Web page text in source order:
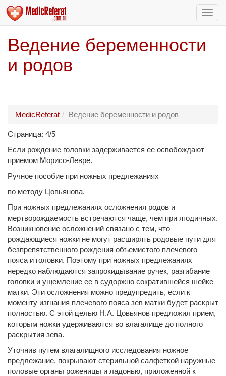
Ведение беременности
и родов
MedicReferat Ведение беременности и родов
Страница: 4/5
Если рождение головки задерживается ее освобождают
приемом Морисо-Левре.
Ручное пособие при ножных предлежаниях
по методу Цовьянова.
При ножных предлежаниях осложнения родов и
мертворождаемость встречаются чаще, чем при ягодичных.
Возникновение осложнений связано с тем, что
рождающиеся ножки не могут расширять родовые пути для
безпрепятственного рождения объемистого плечевого
пояса и головки. Поэтому при ножных предлежаниях
нередко наблюдаются запрокидывание ручек, разгибание
головки и ущемление ее в судоржно сократившейся шейке
матки. Эти осложнения можно предупредить, если к
моменту изгнания плечевого пояса зев матки будет раскрыт
полностью. С этой целью Н.А. Цовьянов предложил прием,
которым ножки удерживаются во влагалище до полного
раскрытия зева.
Уточнив путем влагалищного исследования ножное
предлежание, покрывают стерильной салфеткой наружные
половые органы роженицы и ладонью, приложенной к